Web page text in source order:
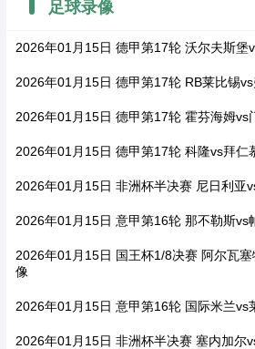
足球录像
2026年01月15日 德甲第17轮 沃尔夫斯堡
2026年01月15日 德甲第17轮 RB莱比锡
2026年01月15日 德甲第17轮 霍芬海姆vs
2026年01月15日 德甲第17轮 科隆vs拜仁
2026年01月15日 非洲杯半决赛 尼日利亚
2026年01月15日 意甲第16轮 那不勒斯vs
2026年01月15日 国王杯1/8决赛 阿尔瓦
像
2026年01月15日 意甲第16轮 国际米兰vs
2026年01月15日 非洲杯半决赛 塞内加尔